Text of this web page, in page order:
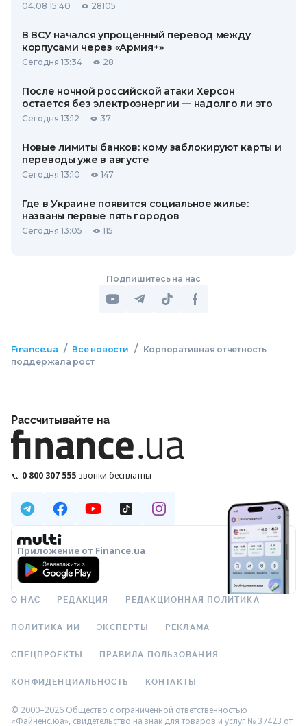
04.08 15:40 28105
В ВСУ начался упрощенный перевод между
корпусами через «Армия+»
Сегодня 13:34 28
После ночной российской атаки Херсон
остается без электроэнергии — надолго ли это
Сегодня 13:12 37
Новые лимиты банков: кому заблокируют карты и
переводы уже в августе
Сегодня 13:10 147
Где в Украине появится социальное жилье:
названы первые пять городов
Сегодня 13:05 115
Подпишитесь на нас
Finance.ua / Все новости /
Корпоративная отчетность
поддержала рост
Рассчитывайте на
0 800 307 555 звонки бесплатны
Приложение от Finance.ua
О НАС РЕДАКЦИЯ РЕДАКЦИОННАЯ ПОЛИТИКА
ПОЛИТИКА ИИ ЭКСПЕРТЫ РЕКЛАМА
СПЕЦПРОЕКТЫ ПРАВИЛА ПОЛЬЗОВАНИЯ
КОНФИДЕНЦИАЛЬНОСТЬ КОНТАКТЫ
© 2000–2026 Общество с ограниченной ответственностью
«Файненс.юа», свидетельство на знак для товаров и услуг № 37423 от